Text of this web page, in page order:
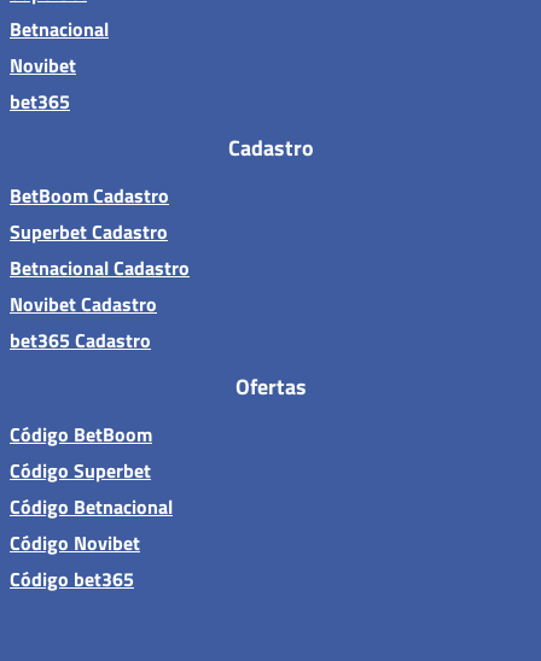
Betnacional
Novibet
bet365
Cadastro
BetBoom Cadastro
Superbet Cadastro
Betnacional Cadastro
Novibet Cadastro
bet365 Cadastro
Ofertas
Código BetBoom
Código Superbet
Código Betnacional
Código Novibet
Código bet365